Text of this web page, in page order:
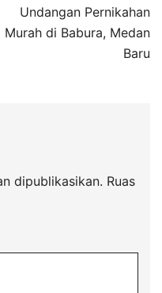
Undangan Pernikahan
Murah di Babura, Medan
Baru
dipublikasikan. Ruas